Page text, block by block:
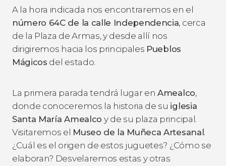
A la hora indicada nos encontraremos en el
número 64C de la calle Independencia, cerca
de la Plaza de Armas, y desde allí nos
dirigiremos hacia los principales Pueblos
Mágicos del estado.
La primera parada tendrá lugar enAmealco,
donde conoceremos la historia de su iglesia
Santa María Amealco y de su plaza principal.
Visitaremos el Museo de la Muñeca Artesanal .
¿Cuál es el origen de estos juguetes? ¿Cómo se
elaboran? Desvelaremos estas y otras